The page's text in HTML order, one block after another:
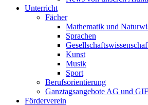
Unterricht
Fächer
Mathematik und
Sprachen
Kunst
Musik
Sport
Berufsorientierung
Ganztagsangebote AG und GIF
Förderverein